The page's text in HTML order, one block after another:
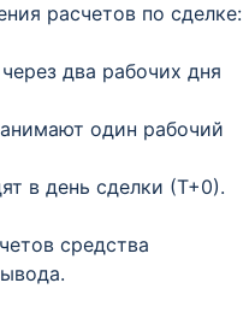
расчетов по сделке:
два рабочих дня
один рабочий
в день сделки (Т+0).​
средства